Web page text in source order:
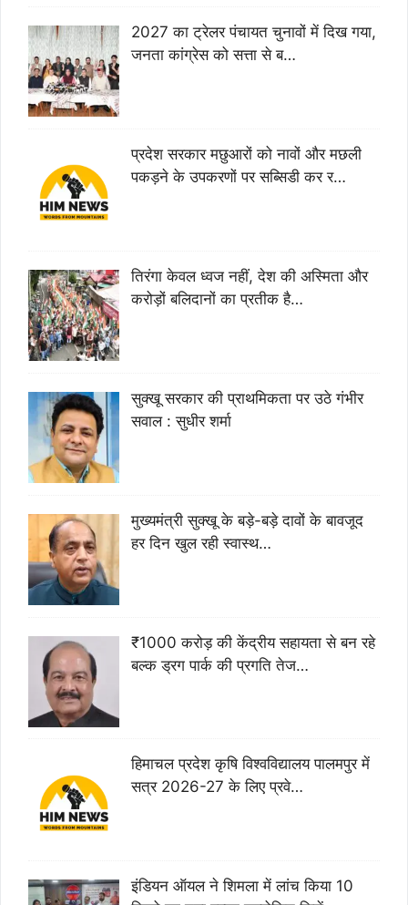
2027 का ट्रेलर पंचायत चुनावों में दिख गया,
जनता कांग्रेस को सत्ता से ब…
प्रदेश सरकार मछुआरों को नावों और मछली
पकड़ने के उपकरणों पर सब्सिडी कर र…
तिरंगा केवल ध्वज नहीं, देश की अस्मिता और
करोड़ों बलिदानों का प्रतीक है…
सुक्खू सरकार की प्राथमिकता पर उठे गंभीर
सवाल : सुधीर शर्मा
मुख्यमंत्री सुक्खू के बड़े-बड़े दावों के बावजूद
हर दिन खुल रही स्वास्थ…
₹1000 करोड़ की केंद्रीय सहायता से बन रहे
बल्क ड्रग पार्क की प्रगति तेज…
हिमाचल प्रदेश कृषि विश्वविद्यालय पालमपुर में
सत्र 2026-27 के लिए प्रवे…
इंडियन ऑयल ने शिमला में लांच किया 10